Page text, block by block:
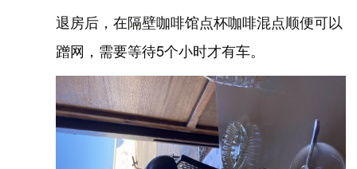
退房后，在隔壁咖啡馆点杯咖啡混点顺便可以
蹭网，需要等待5个小时才有车。